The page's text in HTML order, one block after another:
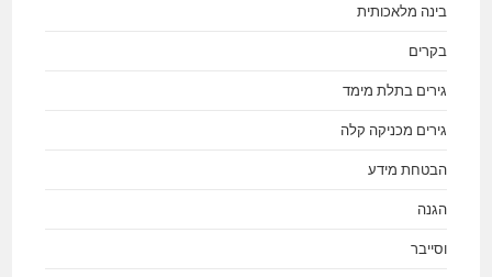
בינה מלאכותית
בקרים
גירים בתלת מימד
גירים מכניקה קלה
הבטחת מידע
הגנה
וסייבר